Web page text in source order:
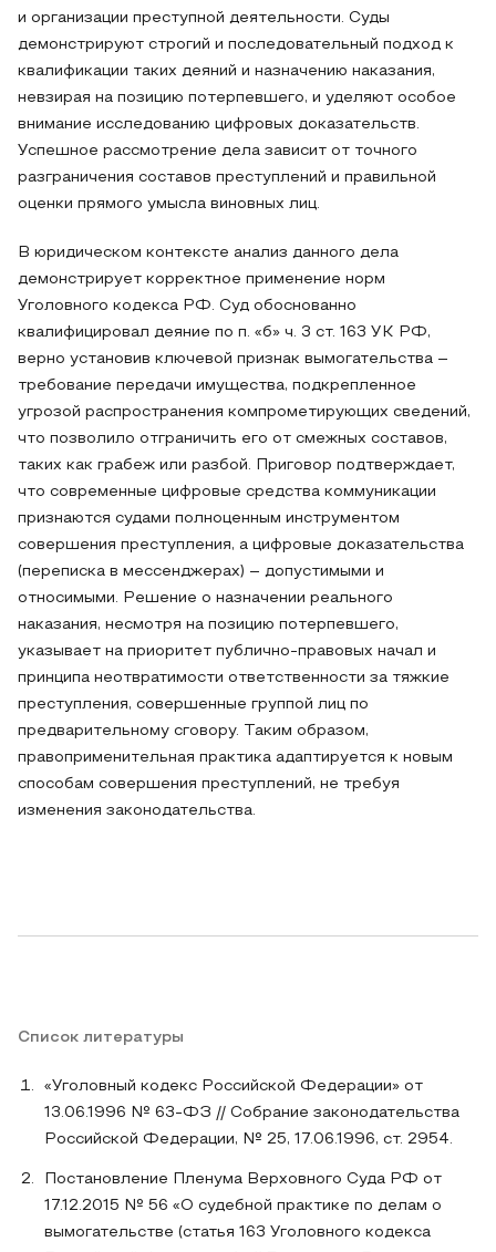
и организации преступной деятельности. Суды
демонстрируют строгий и последовательный подход к
квалификации таких деяний и назначению наказания,
невзирая на позицию потерпевшего, и уделяют особое
внимание исследованию цифровых доказательств.
Успешное рассмотрение дела зависит от точного
разграничения составов преступлений и правильной
оценки прямого умысла виновных лиц.
В юридическом контексте анализ данного дела
демонстрирует корректное применение норм
Уголовного кодекса РФ. Суд обоснованно
квалифицировал деяние по п. «б» ч. 3 ст. 163 УК РФ,
верно установив ключевой признак вымогательства –
требование передачи имущества, подкрепленное
угрозой распространения компрометирующих сведений,
что позволило отграничить его от смежных составов,
таких как грабеж или разбой. Приговор подтверждает,
что современные цифровые средства коммуникации
признаются судами полноценным инструментом
совершения преступления, а цифровые доказательства
(переписка в мессенджерах) – допустимыми и
относимыми. Решение о назначении реального
наказания, несмотря на позицию потерпевшего,
указывает на приоритет публично-правовых начал и
принципа неотвратимости ответственности за тяжкие
преступления, совершенные группой лиц по
предварительному сговору. Таким образом,
правоприменительная практика адаптируется к новым
способам совершения преступлений, не требуя
изменения законодательства.
Список литературы
«Уголовный кодекс Российской Федерации» от
13.06.1996 № 63-ФЗ // Собрание законодательства
Российской Федерации, № 25, 17.06.1996, ст. 2954.
Постановление Пленума Верховного Суда РФ от
17.12.2015 № 56 «О судебной практике по делам о
вымогательстве (статья 163 Уголовного кодекса